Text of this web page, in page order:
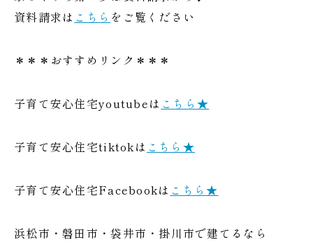
資料請求は こちら をご覧ください
＊＊＊おすすめリンク＊＊＊
子育て安心住宅youtubeは こちら★
子育て安心住宅tiktokは こちら★
子育て安心住宅Facebookは こちら★
浜松市・磐田市・袋井市・掛川市で建てるなら